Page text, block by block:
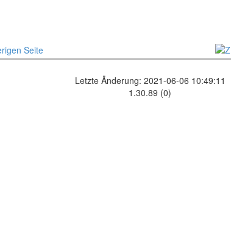
Letzte Änderung: 2021-06-06 10:49:11
1.30.89 (0)